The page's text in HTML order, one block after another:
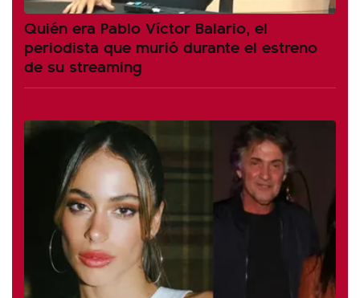
Quién era Pablo Víctor Balario, el
periodista que murió durante el estreno
de su streaming